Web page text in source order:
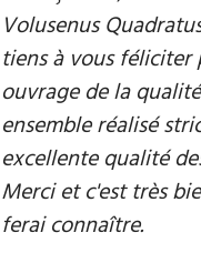
Volusenus
tiens à vous
ouvrage de la
ensemble réalisé
excellente qualité
Merci et c'est très
ferai connaître.